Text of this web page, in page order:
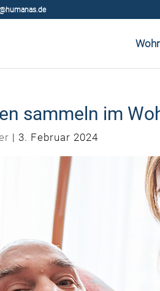
sammeln im
| 3. Februar 2024